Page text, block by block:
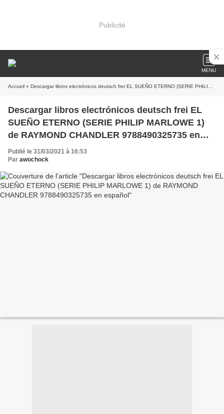
Publicité
MENU
Accueil » Descargar libros electrónicos deutsch frei EL SUEÑO ETERNO (SERIE PHILIP MARLOWE 1) de RAYMOND CHANDLER 9788490325735 en español
Descargar libros electrónicos deutsch frei EL
SUEÑO ETERNO (SERIE PHILIP MARLOWE 1)
de RAYMOND CHANDLER 9788490325735 en
español
Publié le 31/03/2021 à 16:53
Par awochock